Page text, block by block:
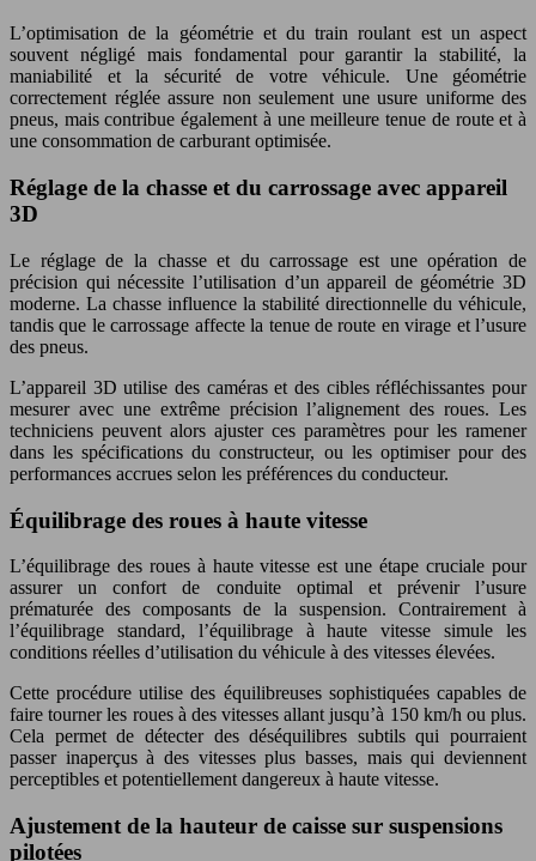
L’optimisation de la géométrie et du train roulant est un aspect
souvent négligé mais fondamental pour garantir la stabilité, la
maniabilité et la sécurité de votre véhicule. Une géométrie
correctement réglée assure non seulement une usure uniforme des
pneus, mais contribue également à une meilleure tenue de route et à
une consommation de carburant optimisée.
Réglage de la chasse et du carrossage avec appareil
3D
Le réglage de la chasse et du carrossage est une opération de
précision qui nécessite l’utilisation d’un appareil de géométrie 3D
moderne. La chasse influence la stabilité directionnelle du véhicule,
tandis que le carrossage affecte la tenue de route en virage et l’usure
des pneus.
L’appareil 3D utilise des caméras et des cibles réfléchissantes pour
mesurer avec une extrême précision l’alignement des roues. Les
techniciens peuvent alors ajuster ces paramètres pour les ramener
dans les spécifications du constructeur, ou les optimiser pour des
performances accrues selon les préférences du conducteur.
Équilibrage des roues à haute vitesse
L’équilibrage des roues à haute vitesse est une étape cruciale pour
assurer un confort de conduite optimal et prévenir l’usure
prématurée des composants de la suspension. Contrairement à
l’équilibrage standard, l’équilibrage à haute vitesse simule les
conditions réelles d’utilisation du véhicule à des vitesses élevées.
Cette procédure utilise des équilibreuses sophistiquées capables de
faire tourner les roues à des vitesses allant jusqu’à 150 km/h ou plus.
Cela permet de détecter des déséquilibres subtils qui pourraient
passer inaperçus à des vitesses plus basses, mais qui deviennent
perceptibles et potentiellement dangereux à haute vitesse.
Ajustement de la hauteur de caisse sur suspensions
pilotées